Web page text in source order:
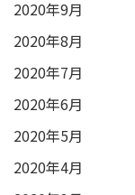
2020年9月
2020年8月
2020年7月
2020年6月
2020年5月
2020年4月